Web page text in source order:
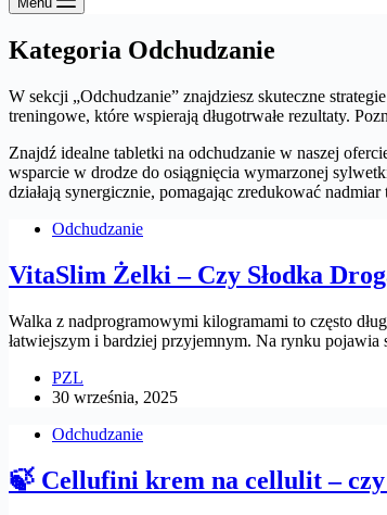
Kategoria Odchudzanie
W sekcji „Odchudzanie” znajdziesz skuteczne
treningowe, które wspierają długotrwałe rezultaty.
Znajdź idealne tabletki na odchudzanie w naszej
wsparcie w drodze do osiągnięcia wymarzonej
działają synergicznie, pomagając zredukować
Odchudzanie
VitaSlim Żelki – Czy Słodka
Walka z nadprogramowymi kilogramami to często
łatwiejszym i bardziej przyjemnym. Na rynku
PZL
30 września, 2025
Odchudzanie
🍃 Cellufini krem na cellulit –